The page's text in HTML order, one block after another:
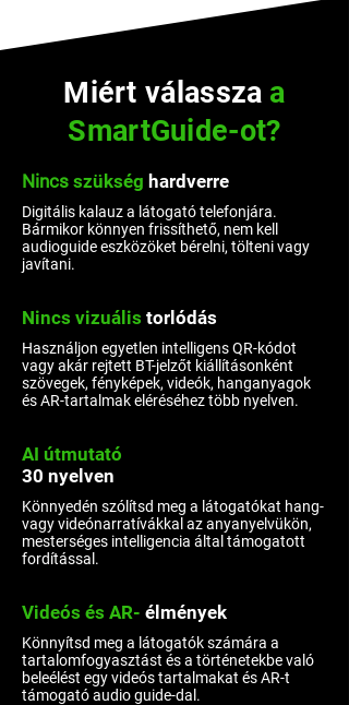
Miért válassza a
SmartGuide-ot?
Nincs szükség hardverre
Digitális kalauz a látogató telefonjára.
Bármikor könnyen frissíthető, nem kell
audioguide eszközöket bérelni, tölteni vagy
javítani.
Nincs vizuális torlódás
Használjon egyetlen intelligens QR-kódot
vagy akár rejtett BT-jelzőt kiállításonként
szövegek, fényképek, videók, hanganyagok
és AR-tartalmak eléréséhez több nyelven.
AI útmutató
30 nyelven
Könnyedén szólítsd meg a látogatókat hang-
vagy videónarratívákkal az anyanyelvükön,
mesterséges intelligencia által támogatott
fordítással.
Videós és AR- élmények
Könnyítsd meg a látogatók számára a
tartalomfogyasztást és a történetekbe való
beleélést egy videós tartalmakat és AR-t
támogató audio guide-dal.